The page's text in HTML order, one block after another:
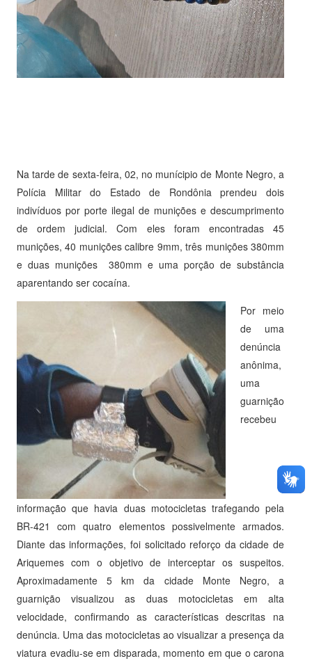
Na tarde de sexta-feira, 02, no munícipio de Monte Negro, a
Polícia Militar do Estado de Rondônia prendeu dois
indivíduos por porte ilegal de munições e descumprimento
de ordem judicial. Com eles foram encontradas 45
munições, 40 munições calibre 9mm, três munições 380mm
e duas munições 380mm e uma porção de substância
aparentando ser cocaína.
Por meio
de uma
denúncia
anônima,
uma
guarnição
recebeu
informação que havia duas motocicletas trafegando pela
BR-421 com quatro elementos possivelmente armados.
Diante das informações, foi solicitado reforço da cidade de
Ariquemes com o objetivo de interceptar os suspeitos.
Aproximadamente 5 km da cidade Monte Negro, a
guarnição visualizou as duas motocicletas em alta
velocidade, confirmando as características descritas na
denúncia. Uma das motocicletas ao visualizar a presença da
viatura evadiu-se em disparada, momento em que o carona